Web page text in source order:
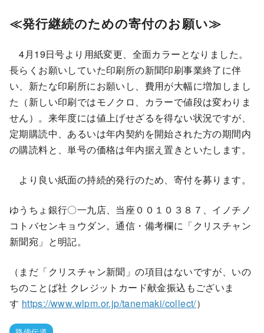
≪発行継続のための寄付のお願い≫
4月19日号より用紙変更、全面カラーとなりました。
長らくお願いしていた印刷所の新聞印刷事業終了に伴
い、新たな印刷所にお願いし、費用が大幅に増加しまし
た（新しい印刷ではモノクロ、カラーで値段は変わりま
せん）。来年度には値上げせざるを得ない状況ですが、
定期購読中、あるいは年内契約を開始された方の期間内
の購読料と、単号の価格は年内据え置きといたします。
より良い紙面の持続的発行のため、寄付を募ります。
ゆうちょ銀行〇一九店、当座００１０３８７、イノチノ
コトバセンキョウダン。通信・備考欄に「クリスチャン
新聞宛」と明記。
（まだ「クリスチャン新聞」の項目はないですが、いの
ちのことば社 クレジットカード献金振込もございま
す https://www.wlpm.or.jp/tanemaki/collect/）